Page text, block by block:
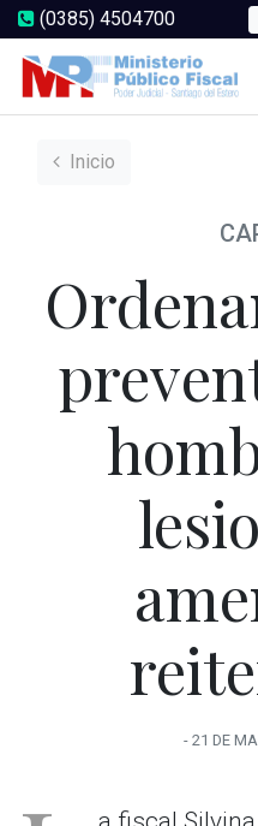
(0385) 4504700
Inicio
- 21 DE